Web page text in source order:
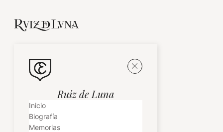
Ruiz de Luna
Inicio
Biografía
Memorias